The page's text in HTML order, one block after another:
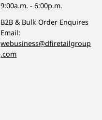
9:00a.m. - 6:00p.m.
B2B & Bulk Order Enquires
Email:
webusiness@dfiretailgroup
.com